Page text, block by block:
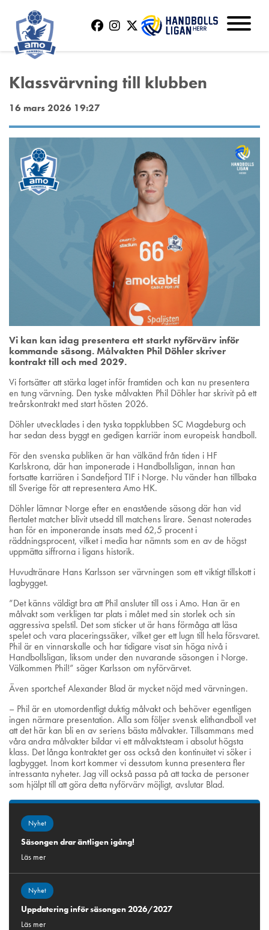
Klassvärvning till klubben
16 mars 2026 19:27
Vi kan kan idag presentera ett starkt nyförvärv inför
kommande säsong. Målvakten Phil Döhler skriver
kontrakt till och med 2029.
Vi fortsätter att stärka laget inför framtiden och kan nu presentera
en tung värvning. Den tyske målvakten Phil Döhler har skrivit på ett
treårskontrakt med start hösten 2026.
Döhler utvecklades i den tyska toppklubben SC Magdeburg och
har sedan dess byggt en gedigen karriär inom europeisk handboll.
För den svenska publiken är han välkänd från tiden i HF
Karlskrona, där han imponerade i Handbollsligan, innan han
fortsatte karriären i Sandefjord TIF i Norge. Nu vänder han tillbaka
till Sverige för att representera Amo HK.
Döhler lämnar Norge efter en enastående säsong där han vid
flertalet matcher blivit utsedd till matchens lirare. Senast noterades
han för en imponerande insats med 62,5 procent i
räddningsprocent, vilket i media har nämnts som en av de högst
uppmätta siffrorna i ligans historik.
Huvudtränare Hans Karlsson ser värvningen som ett viktigt tillskott i
lagbygget.
”Det känns väldigt bra att Phil ansluter till oss i Amo. Han är en
målvakt som verkligen tar plats i målet med sin storlek och sin
aggressiva spelstil. Det som sticker ut är hans förmåga att läsa
spelet och vara placeringssäker, vilket ger ett lugn till hela försvaret.
Phil är en vinnarskalle och har tidigare visat sin höga nivå i
Handbollsligan, liksom under den nuvarande säsongen i Norge.
Välkommen Phil!” säger Karlsson om nyförvärvet.
Även sportchef Alexander Blad är mycket nöjd med värvningen.
– Phil är en utomordentligt duktig målvakt och behöver egentligen
ingen närmare presentation. Alla som följer svensk elithandboll vet
att det här kan bli en av seriens bästa målvakter. Tillsammans med
våra andra målvakter bildar vi ett målvaktsteam i absolut högsta
klass. Det långa kontraktet ger oss också den kontinuitet vi söker i
lagbygget. Inom kort kommer vi dessutom kunna presentera fler
intressanta nyheter. Jag vill också passa på att tacka de personer
som hjälpt till att göra detta nyförvärv möjligt, avslutar Blad.
Nyhet
Säsongen drar äntligen igång!
Läs mer
Nyhet
Uppdatering inför säsongen 2026/2027
Läs mer